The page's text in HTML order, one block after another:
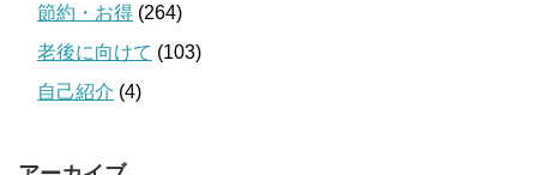
節約・お得 (264)
老後に向けて (103)
自己紹介 (4)